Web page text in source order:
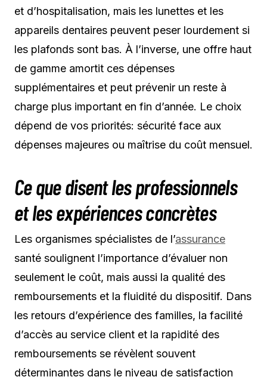
et d’hospitalisation, mais les lunettes et les
appareils dentaires peuvent peser lourdement si
les plafonds sont bas. À l’inverse, une offre haut
de gamme amortit ces dépenses
supplémentaires et peut prévenir un reste à
charge plus important en fin d’année. Le choix
dépend de vos priorités: sécurité face aux
dépenses majeures ou maîtrise du coût mensuel.
Ce que disent les professionnels
et les expériences concrètes
Les organismes spécialistes de l’assurance
santé soulignent l’importance d’évaluer non
seulement le coût, mais aussi la qualité des
remboursements et la fluidité du dispositif. Dans
les retours d’expérience des familles, la facilité
d’accès au service client et la rapidité des
remboursements se révèlent souvent
déterminantes dans le niveau de satisfaction